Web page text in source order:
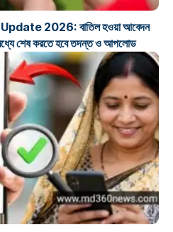
2026: বাতিল হওয়া আবেদন
মধ্যে শেষ করতে হবে তদন্ত ও আপলোড